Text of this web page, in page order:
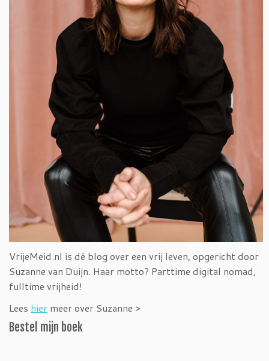
VrijeMeid.nl is dé blog over een vrij leven, opgericht door
Suzanne van Duijn. Haar motto? Parttime digital nomad,
fulltime vrijheid!
Lees hier meer over Suzanne >
Bestel mijn boek